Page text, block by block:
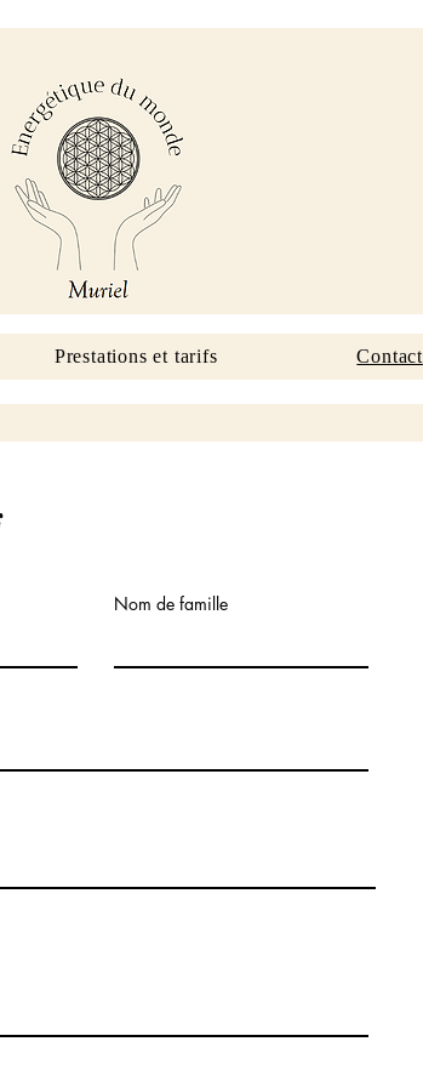
Prestations et tarifs Contact
Nom de famille